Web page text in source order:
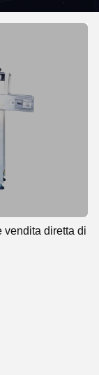
vendita diretta di